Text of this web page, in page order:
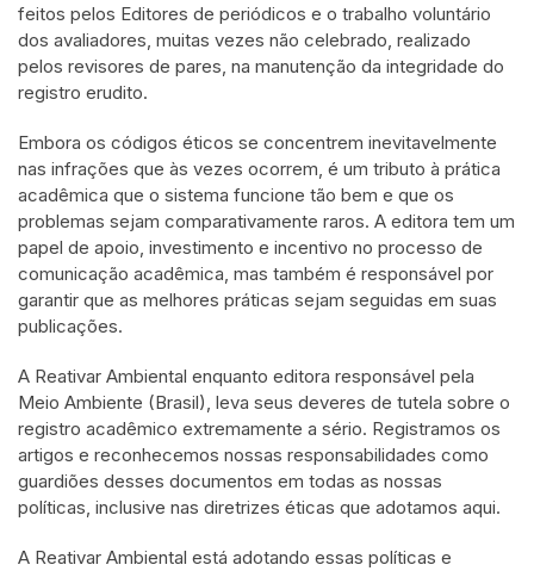
feitos pelos Editores de periódicos e o trabalho voluntário
dos avaliadores, muitas vezes não celebrado, realizado
pelos revisores de pares, na manutenção da integridade do
registro erudito.
Embora os códigos éticos se concentrem inevitavelmente
nas infrações que às vezes ocorrem, é um tributo à prática
acadêmica que o sistema funcione tão bem e que os
problemas sejam comparativamente raros. A editora tem um
papel de apoio, investimento e incentivo no processo de
comunicação acadêmica, mas também é responsável por
garantir que as melhores práticas sejam seguidas em suas
publicações.
A Reativar Ambiental enquanto editora responsável pela
Meio Ambiente (Brasil), leva seus deveres de tutela sobre o
registro acadêmico extremamente a sério. Registramos os
artigos e reconhecemos nossas responsabilidades como
guardiões desses documentos em todas as nossas
políticas, inclusive nas diretrizes éticas que adotamos aqui.
A Reativar Ambiental está adotando essas políticas e